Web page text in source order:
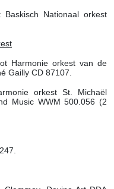
Nationaal orkest
Harmonie orkest van de
Gailly CD 87107.
orkest St. Michaël
Music WWM 500.056 (2